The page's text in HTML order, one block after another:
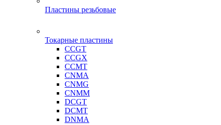
Пластины резьбовые
Токарные пластины
CCGT
CCGX
CCMT
CNMA
CNMG
CNMM
DCGT
DCMT
DNMA